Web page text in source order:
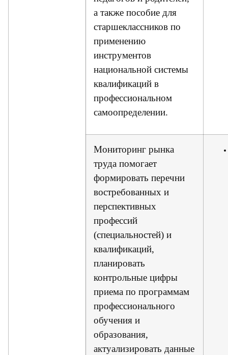
а также пособие для
старшеклассников по
применению
инструментов
национальной системы
квалификаций в
профессиональном
самоопределении.
Мониторинг рынка
труда помогает
формировать перечни
востребованных и
перспективных
профессий
(специальностей) и
квалификаций,
планировать
контрольные цифры
приема по программам
профессионального
обучения и
образования,
актуализировать данные